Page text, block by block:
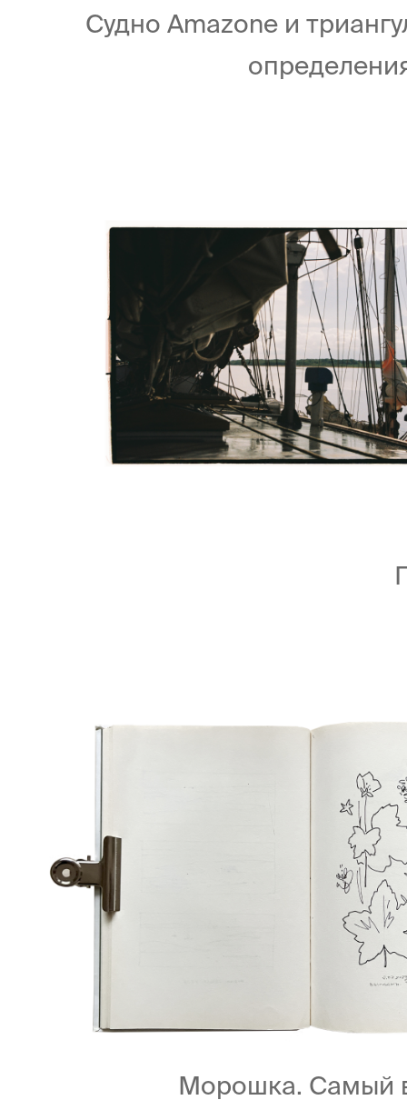
Судно Amazone и
Морошка. Самый